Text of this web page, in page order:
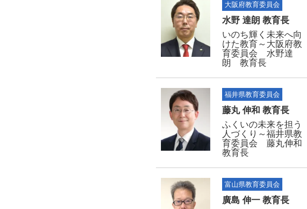
大阪府教育委員会
水野 達朗 教育長
いのち輝く未来へ向
けた教育～大阪府教
育委員会 水野達
朗 教育長
福井県教育委員会
藤丸 伸和 教育長
ふくいの未来を担う
人づくり～福井県教
育委員会 藤丸伸和
教育長
富山県教育委員会
廣島 伸一 教育長